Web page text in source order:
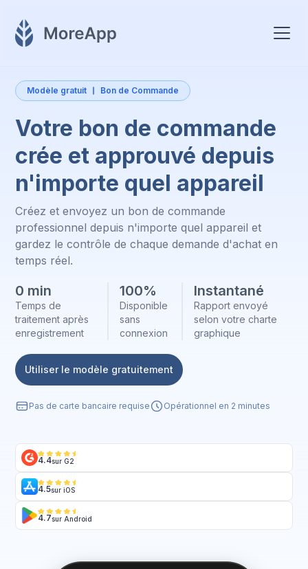
Modèle gratuit Bon de Commande
Votre bon de commande
crée et approuvé depuis
n'importe quel appareil
Créez et envoyez un bon de commande
professionnel depuis n'importe quel appareil et
gardez le contrôle de chaque demande d'achat en
temps réel.
0 min
Temps de
traitement après
enregistrement
100%
Disponible
sans
connexion
Instantané
Rapport envoyé
selon votre charte
graphique
Utiliser le modèle gratuitement
Pas de carte bancaire requise Opérationnel en 2 minutes
4.4sur G2
4.5sur iOS
4.7sur Android